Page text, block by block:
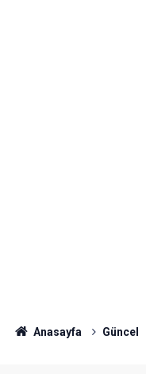
Anasayfa Güncel